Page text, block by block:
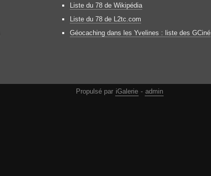
Liste du 78 de Wikipédia
Liste du 78 de L2tc.com
Géocaching dans les Yvelines : liste des GCiné
Propulsé par iGalerie - admin